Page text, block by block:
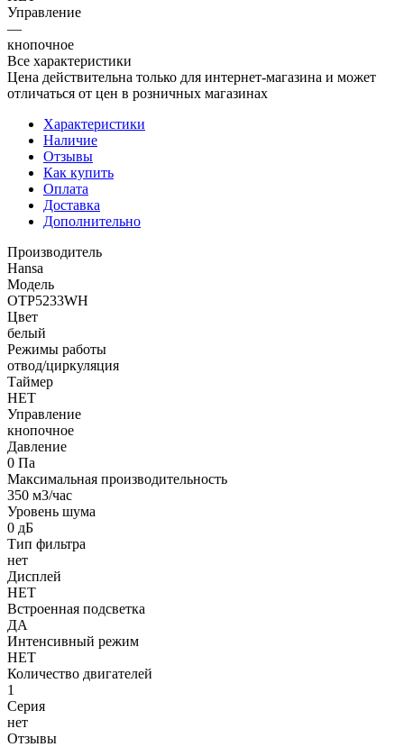
Управление
—
кнопочное
Все характеристики
Цена действительна только для интернет-магазина и может
отличаться от цен в розничных магазинах
Характеристики
Наличие
Отзывы
Как купить
Оплата
Доставка
Дополнительно
Производитель
Hansa
Модель
OTP5233WH
Цвет
белый
Режимы работы
отвод/циркуляция
Таймер
НЕТ
Управление
кнопочное
Давление
0 Па
Максимальная производительность
350 м3/час
Уровень шума
0 дБ
Тип фильтра
нет
Дисплей
НЕТ
Встроенная подсветка
ДА
Интенсивный режим
НЕТ
Количество двигателей
1
Серия
нет
Отзывы